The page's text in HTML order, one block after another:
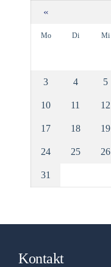
«
Mo Di Mi
3 4 5
10 11 12
17 18 19
24 25 26
31
Kontakt